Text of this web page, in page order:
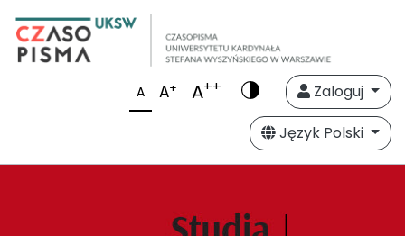
A A+ A++
Zaloguj
Język Polski